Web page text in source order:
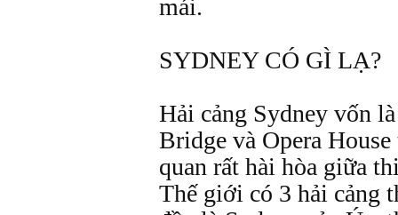
mái.
SYDNEY CÓ GÌ LẠ?
Hải cảng Sydney vốn
Bridge và Opera
quan rất hài hòa giữa
Thế giới có 3 hải cảng